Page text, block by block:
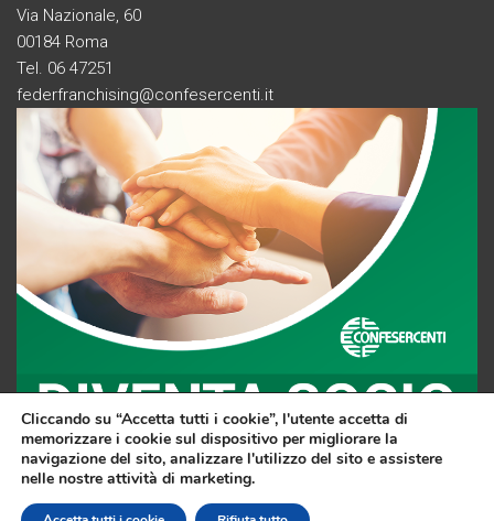
Via Nazionale, 60
00184 Roma
Tel. 06 47251
federfranchising@confesercenti.it
Cliccando su “Accetta tutti i cookie”, l'utente accetta di
memorizzare i cookie sul dispositivo per migliorare la
navigazione del sito, analizzare l'utilizzo del sito e assistere
nelle nostre attività di marketing.